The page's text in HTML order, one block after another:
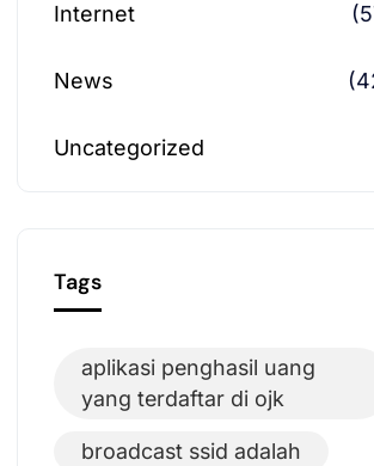
Internet
News
Uncategorized
Tags
aplikasi penghasil uang
yang terdaftar di ojk
broadcast ssid adalah